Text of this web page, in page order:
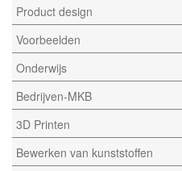
Product design
Voorbeelden
Onderwijs
Bedrijven-MKB
3D Printen
Bewerken van kunststoffen